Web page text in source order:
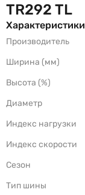
TR292 TL
Характеристики
Производитель
Ширина (мм)
Высота (%)
Диаметр
Индекс нагрузки
Индекс скорости
Сезон
Тип шины